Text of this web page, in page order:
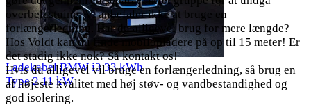
Ladekabel BMW i3 33 kWh
Type 211 kW
overbelastning. Vi anbefaler ikke at bruge en
forlængerledning. Har du alligevel brug for mere længde?
Hos Voldt kan du finde mobilopladere på op til 15 meter! Er
det stadig ikke nok? Så kontakt os!
Hvis du alligevel vil bruge en forlængerledning, så brug en
af højeste kvalitet med høj støv- og vandbestandighed og
god isolering.